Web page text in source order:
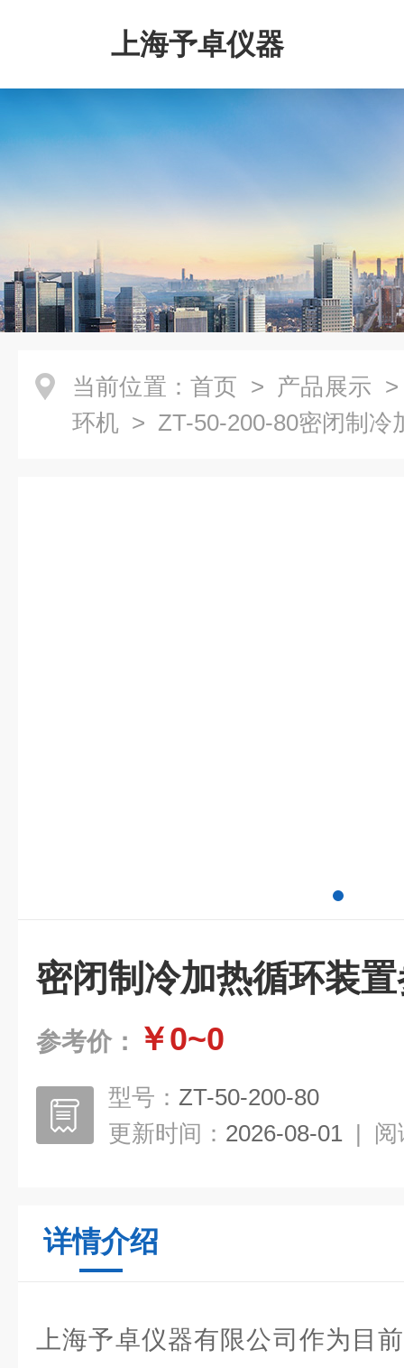
上海予卓仪器
当前位置： 首页 > 产品展示
环机 > ZT-50-200-80密闭制冷
密闭制冷加热循环装
参考价： ￥0~0
型号： ZT-50-200-80
更新时间： 2026-08-01 | 阅
详情介绍
上海予卓仪器有限公司作为目